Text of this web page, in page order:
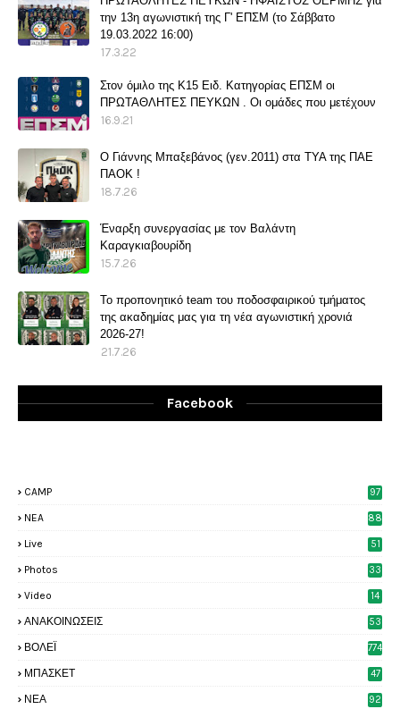
την 13η αγωνιστική της Γ' ΕΠΣΜ (το Σάββατο
19.03.2022 16:00)
17.3.22
Στον όμιλο της Κ15 Ειδ. Κατηγορίας ΕΠΣΜ οι
ΠΡΩΤΑΘΛΗΤΕΣ ΠΕΥΚΩΝ . Οι ομάδες που μετέχουν
16.9.21
O Γιάννης Μπαξεβάνος (γεν.2011) στα ΤΥΑ της ΠΑΕ
ΠΑΟΚ !
18.7.26
Έναρξη συνεργασίας με τον Βαλάντη
Καραγκιαβουρίδη
15.7.26
Το προπονητικό team του ποδοσφαιρικού τμήματος
της ακαδημίας μας για τη νέα αγωνιστική χρονιά
2026-27!
21.7.26
Facebook
CAMP 97
NEA 88
Live 51
Photos
33
Video
14
ΑΝΑΚΟΙΝΩΣΕΙΣ
53
ΒΟΛΕΪ 774
ΜΠΑΣΚΕΤ
47
ΝΕΑ
92